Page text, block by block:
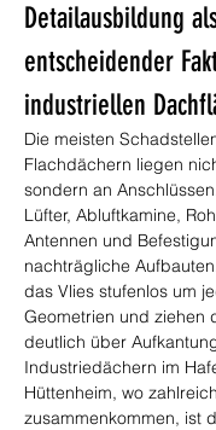
Detailausbildung
entscheidender
industriellen
Die meisten
Flachdächern liegen
sondern an
Lüfter, Abluftkamine,
Antennen und
nachträgliche
das Vlies stufenlos um
Geometrien und ziehen
deutlich über
Industriedächern im
Hüttenheim, wo
zusammenkommen, ist